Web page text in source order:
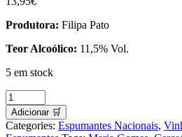
Produtora: Filipa Pato
Teor Alcoólico: 11,5% Vol.
5 em stock
Filipa
Pato
3B
Blanc
Adicionar 🛒
Categories: Espumantes Nacionais,